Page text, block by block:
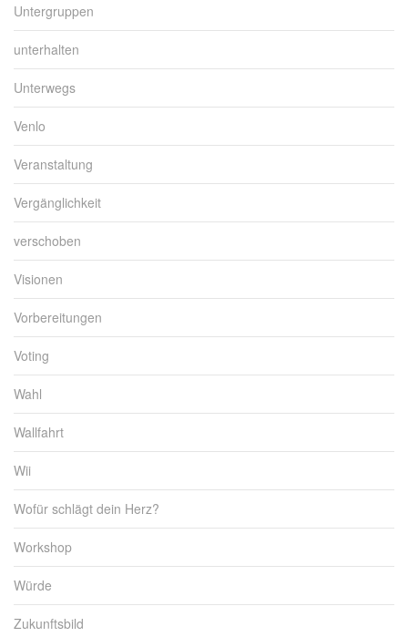
Untergruppen
unterhalten
Unterwegs
Venlo
Veranstaltung
Vergänglichkeit
verschoben
Visionen
Vorbereitungen
Voting
Wahl
Wallfahrt
Wii
Wofür schlägt dein Herz?
Workshop
Würde
Zukunftsbild